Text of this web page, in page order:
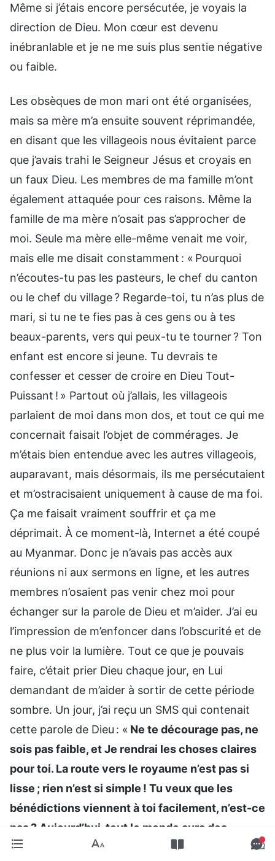
Même si j’étais encore persécutée, je voyais la
direction de Dieu. Mon cœur est devenu
inébranlable et je ne me suis plus sentie négative
ou faible.
Les obsèques de mon mari ont été organisées,
mais sa mère m’a ensuite souvent réprimandée,
en disant que les villageois nous évitaient parce
que j’avais trahi le Seigneur Jésus et croyais en
un faux Dieu. Les membres de ma famille m’ont
également attaquée pour ces raisons. Même la
famille de ma mère n’osait pas s’approcher de
moi. Seule ma mère elle-même venait me voir,
mais elle me disait constamment : « Pourquoi
n’écoutes-tu pas les pasteurs, le chef du canton
ou le chef du village ? Regarde-toi, tu n’as plus de
mari, si tu ne te fies pas à ces gens ou à tes
beaux-parents, vers qui peux-tu te tourner ? Ton
enfant est encore si jeune. Tu devrais te
confesser et cesser de croire en Dieu Tout-
Puissant ! » Partout où j’allais, les villageois
parlaient de moi dans mon dos, et tout ce qui me
concernait faisait l’objet de commérages. Je
m’étais bien entendue avec les autres villageois,
auparavant, mais désormais, ils me persécutaient
et m’ostracisaient uniquement à cause de ma foi.
Ça me faisait vraiment souffrir et ça me
déprimait. À ce moment-là, Internet a été coupé
au Myanmar. Donc je n’avais pas accès aux
réunions ni aux sermons en ligne, et les autres
membres n’osaient pas venir chez moi pour
échanger sur la parole de Dieu et m’aider. J’ai eu
l’impression de m’enfoncer dans l’obscurité et de
ne plus voir la lumière. Tout ce que je pouvais
faire, c’était prier Dieu chaque jour, en Lui
demandant de m’aider à sortir de cette période
sombre. Un jour, j’ai reçu un SMS qui contenait
cette parole de Dieu : « Ne te décourage pas, ne
sois pas faible, et Je rendrai les choses claires
pour toi. La route vers le royaume n’est pas si
lisse ; rien n’est si simple ! Tu veux que les
bénédictions viennent à toi facilement, n’est-ce
pas ? Aujourd’hui, tout le monde aura des
épreuves amères à affronter. Sans de telles